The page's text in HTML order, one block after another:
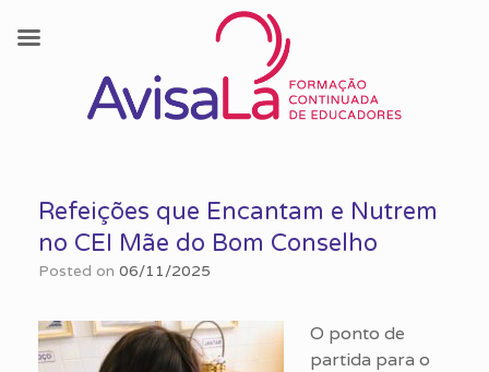
contentRefeições que Encantam e Nutrem
no CEI Mãe do Bom Conselho
Posted on 06/11/2025
O ponto de
partida para o